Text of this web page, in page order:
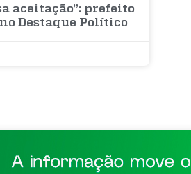
aceitação”: prefeito
Destaque Político